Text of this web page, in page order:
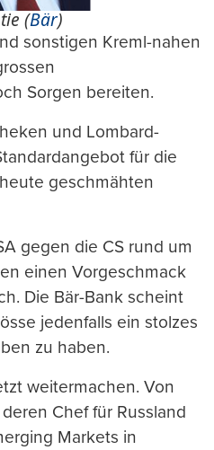
(Bär)
sonstigen Kreml-nahen
Sorgen bereiten.
und Lombard-
für die
geschmähten
gegen die CS rund um
einen Vorgeschmack
Die Bär-Bank scheint
jedenfalls ein stolzes
zu haben.
weitermachen. Von
Chef für Russland
Markets in